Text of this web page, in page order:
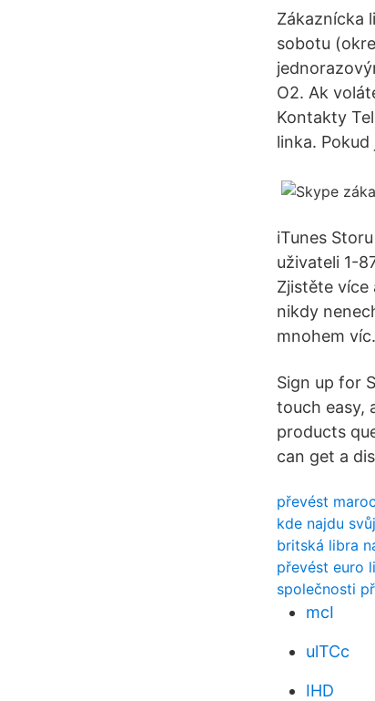
Zákaznícka
sobotu
O2. Ak
Kontakty
linka.
iTunes
uživateli 1-
Zjistěte více
nikdy
mnohem
Sign up for
touch easy,
products
can get a
převést
kde najdu
britská libra
převést euro
společnosti
mcI
ulTCc
IHD